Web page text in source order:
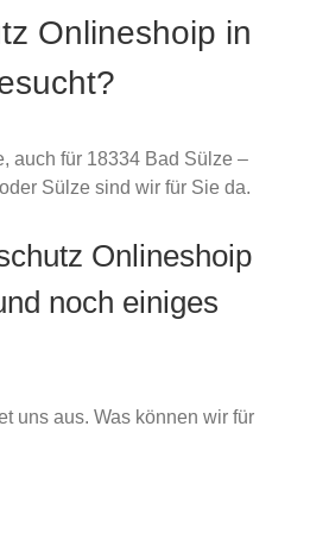
Onlineshoip in
auch für 18334 Bad Sülze –
Sülze sind wir für Sie da.
Onlineshoip
noch einiges
uns aus. Was können wir für